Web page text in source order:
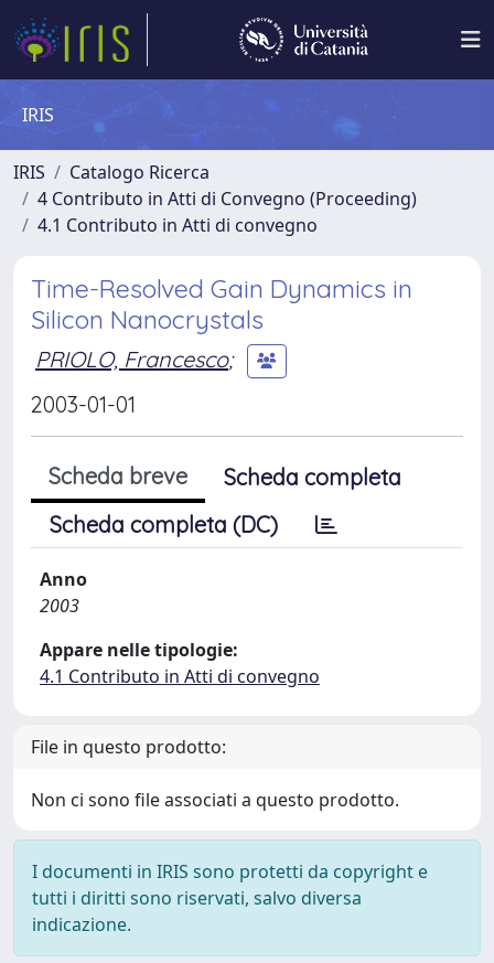
IRIS
IRIS
Catalogo Ricerca
4 Contributo in Atti di Convegno (Proceeding)
4.1 Contributo in Atti di convegno
Time-Resolved Gain Dynamics in
Silicon Nanocrystals
PRIOLO, Francesco;
2003-01-01
Scheda breve
Scheda completa
Scheda completa (DC)
Anno
2003
Appare nelle tipologie:
4.1 Contributo in Atti di convegno
File in questo prodotto:
Non ci sono file associati a questo prodotto.
I documenti in IRIS sono protetti da copyright e
tutti i diritti sono riservati, salvo diversa
indicazione.